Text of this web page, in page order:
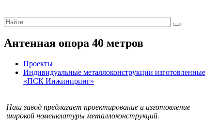
Антенная опора 40 метров
Проекты
Индивидуальные металлоконструкции изготовленные
«ПСК Инжиниринг»
Наш завод предлагает проектирование и изготовление
широкой номенклатуры металлоконструкций.